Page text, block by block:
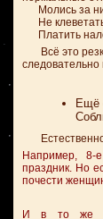
Молись за
Не
Платить
Всё это
Ещё
Естественно,
Например, 8-
праздник. Но
почести
И в то же